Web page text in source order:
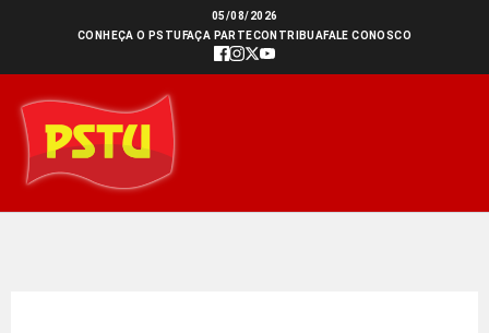
conteúdo
05/08/2026
CONHEÇA O PSTU FAÇA PARTECONTRIBUAFALE CONOSCO